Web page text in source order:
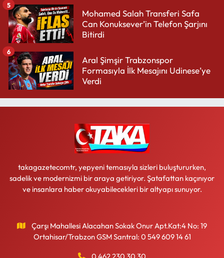
Mohamed Salah Transferi Safa
Can Konuksever’in Telefon Şarjını
Bitirdi
5
Aral Şimşir Trabzonspor
Formasıyla İlk Mesajını Udinese’ye
Verdi
6
takagazetecomtr, yepyeni temasıyla sizleri buluştururken,
sadelik ve modernizmi bir araya getiriyor. Şatafattan kaçınıyor
ve insanlara haber okuyabilecekleri bir altyapı sunuyor.
Çarşı Mahallesi Alacahan Sokak Onur Apt.Kat:4 No: 19
Ortahisar/Trabzon GSM Santral: 0 549 609 14 61
0 462 230 30 30